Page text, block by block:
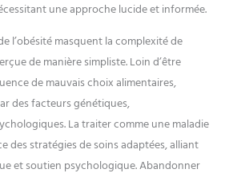
une approche lucide et informée.
l’obésité masquent la complexité de
de manière simpliste. Loin d’être
de mauvais choix alimentaires,
des facteurs génétiques,
La traiter comme une maladie
des stratégies de soins adaptées, alliant
et soutien psychologique. Abandonner